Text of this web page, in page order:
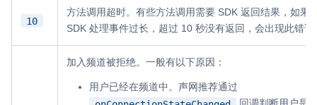
10
方法调用超时。有些方法调用需要 SDK 返回结果，如果
SDK 处理事件过长，超过 10 秒没有返回，会出现此错误
加入频道被拒绝。一般有以下原因：
用户已经在频道中。声网推荐通过